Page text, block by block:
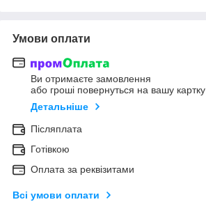
Умови оплати
Ви отримаєте замовлення
або гроші повернуться на вашу картку
Детальніше
Післяплата
Готівкою
Оплата за реквізитами
Всі умови оплати